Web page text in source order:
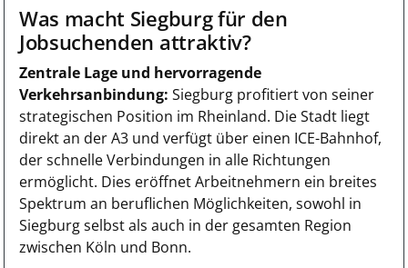
Was macht Siegburg für den
Jobsuchenden attraktiv?
Zentrale Lage und hervorragende
Verkehrsanbindung: Siegburg profitiert von seiner
strategischen Position im Rheinland. Die Stadt liegt
direkt an der A3 und verfügt über einen ICE-Bahnhof,
der schnelle Verbindungen in alle Richtungen
ermöglicht. Dies eröffnet Arbeitnehmern ein breites
Spektrum an beruflichen Möglichkeiten, sowohl in
Siegburg selbst als auch in der gesamten Region
zwischen Köln und Bonn.